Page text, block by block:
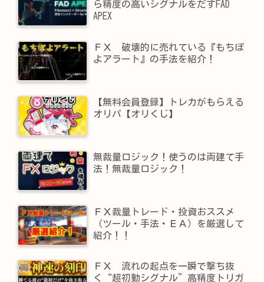
ら精度の高いシグナルをだすFAD
APEX
ＦＸ 破壊的に売れている『もちぽ
よアラート』の手法を紹介！
【無料会員登録】トレカがもらえる
オリパ【オリくじ】
無裁量ロジック！使うのは両建て手
法！無裁量ロジック！
ＦＸ裁量トレード・投資おススメ
（ツール・手法・ＥＡ）を厳選して
紹介！！
ＦＸ 流れの起点を一瞬で撃ち抜
く“超初動シグナル”高精度トリガ